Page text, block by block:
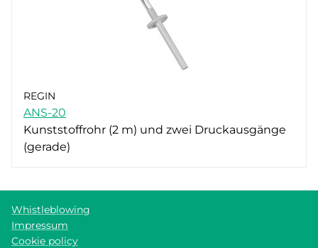
REGIN
ANS-20
Kunststoffrohr (2 m) und zwei Druckausgänge
(gerade)
Whistleblowing
Impressum
Cookie policy